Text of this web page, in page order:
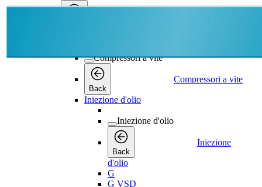
Compressori a vite
Back
Compressori a vite
Iniezione d'olio
Iniezione d'olio
Back
Iniezione
d'olio
G
G VSD